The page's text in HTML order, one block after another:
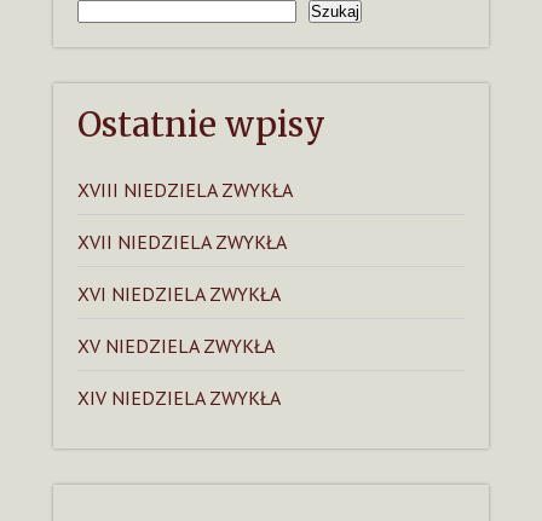
Szukaj
Ostatnie wpisy
XVIII NIEDZIELA ZWYKŁA
XVII NIEDZIELA ZWYKŁA
XVI NIEDZIELA ZWYKŁA
XV NIEDZIELA ZWYKŁA
XIV NIEDZIELA ZWYKŁA